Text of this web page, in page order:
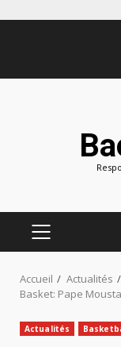
MENU
PRINCIPAL
Accueil Actualités
Basket: Pape
Actualités